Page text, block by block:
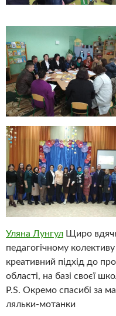
Уляна Лунгул Щиро
педагогічному
креативний підхід до
області, на базі своєї
P.S. Окремо спасибі за
ляльки-мотанки